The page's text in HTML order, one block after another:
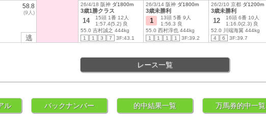
58.8
(9人)
逃
26/4/18 阪神 ダ1800m
3歳1勝クラス
14
15頭 1番 12人
1:57.4(5.2) 良
55.0 吉村誠之 444kg
1
1 3 7 3F:43.1
26/3/14 阪神 ダ1800m
3歳未勝利
1
13頭 5番 9人
1:56.3 良
55.0 西村淳也 444kg
1
1 1 1 3F:39.2
26/2/10 京都 ダ1200m
3歳未勝利
12
16頭 6番 10人
1:16.0(2.3) 良
52.0 川端海翼 444kg
4
6 3F:39.7
レース一覧
ル バックナンバー 的中結果一覧 万馬券的中一覧